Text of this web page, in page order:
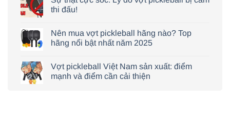
thi đấu!
Nên mua vợt pickleball hãng nào? Top
hãng nổi bật nhất năm 2025
Vợt pickleball Việt Nam sản xuất: điểm
mạnh và điểm cần cải thiện